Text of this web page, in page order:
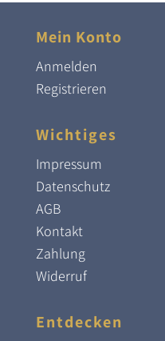
Mein Konto
Anmelden
Registrieren
Wichtiges
Impressum
Datenschutz
AGB
Kontakt
Zahlung
Widerruf
Entdecken